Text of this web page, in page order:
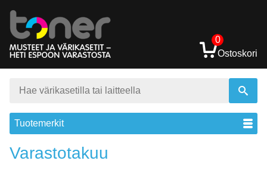
0
Ostoskori
Tuotemerkit
Varastotakuu